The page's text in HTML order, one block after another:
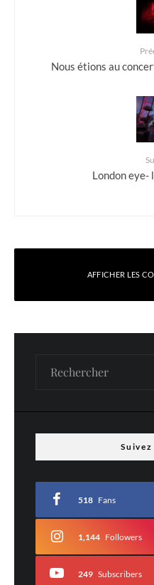
Nous étions au
London eye-
AFFICHER LES
Votre adresse e-mail ne sera pas
518 Fans
1,144 Followers
249 Subscribers